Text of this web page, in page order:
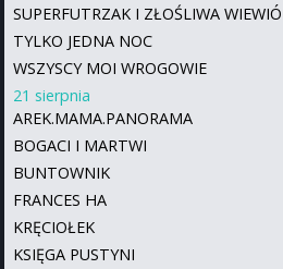
SUPERFUTRZAK I ZŁOŚLIWA
TYLKO JEDNA NOC
WSZYSCY MOI WROGOWIE
21 sierpnia
AREK.MAMA.PANORAMA
BOGACI I MARTWI
BUNTOWNIK
FRANCES HA
KRĘCIOŁEK
KSIĘGA PUSTYNI